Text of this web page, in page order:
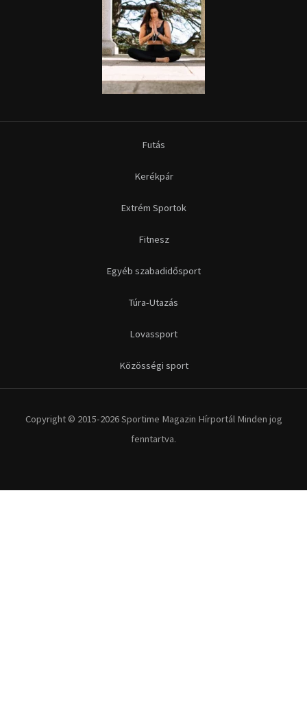
Futás
Kerékpár
Extrém Sportok
Fitnesz
Egyéb szabadidősport
Túra-Utazás
Lovassport
Közösségi sport
Copyright © 2015-2026 Sportime Magazin Hírportál Minden jog
fenntartva.